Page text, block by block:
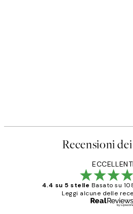
Recensioni
ECCELLENTI
4.4 su 5 stelle Basato su
Leggi alcune delle